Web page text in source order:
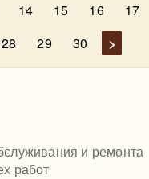
14 15 16
17
28 29 30 >
и ремонта
работ